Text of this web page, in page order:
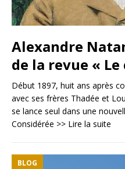
Alexandre
de la revue «
Début 1897, huit ans après
avec ses frères Thadée et
se lance seul dans une
Considérée >> Lire la suite
BLOG